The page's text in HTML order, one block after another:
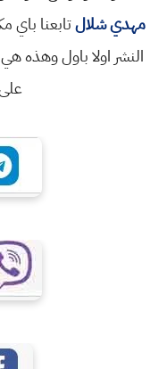
مهدي شلالتابعنا باي
النشر اولا باول وهذه